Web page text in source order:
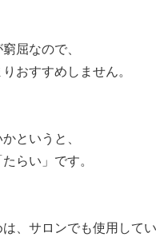
屈なので、
おすすめしません。
というと、
らい」です。
、サロンでも使用して